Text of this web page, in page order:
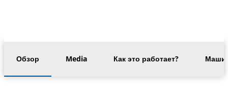
Обзор Media Как это работает?